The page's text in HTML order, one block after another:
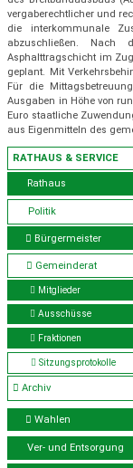
RATHAUS & SERVICE
Rathaus
Politik
Bürgermeister
Gemeinderat
Mitglieder
Ausschüsse
Fraktionen
Sitzungsprotokolle
Archiv
Wahlen
Ver- und Entsorgung
vergaberechtlicher und
die interkommunale
abzuschließen.
Asphalttragschicht im
geplant. Mit
Für die
Ausgaben in Höhe von
Euro staatliche
aus Eigenmitteln des